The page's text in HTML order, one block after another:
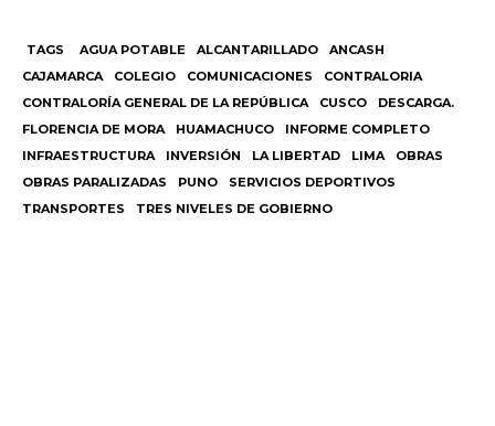
TAGS AGUA POTABLE ALCANTARILLADO
ANCASH
CAJAMARCA
COLEGIO COMUNICACIONES
CONTRALORIA
CONTRALORÍA GENERAL DE LA REPÚBLICA
CUSCO
DESCARGA.
FLORENCIA DE MORA
HUAMACHUCO
INFORME COMPLETO
INFRAESTRUCTURA
INVERSIÓN LA LIBERTAD LIMA
OBRAS
OBRAS PARALIZADAS
PUNO
SERVICIOS DEPORTIVOS
TRANSPORTES
TRES NIVELES DE GOBIERNO